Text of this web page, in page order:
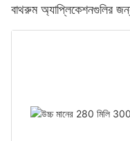
বাথরুম অ্যাপ্লিকেশনগুলির